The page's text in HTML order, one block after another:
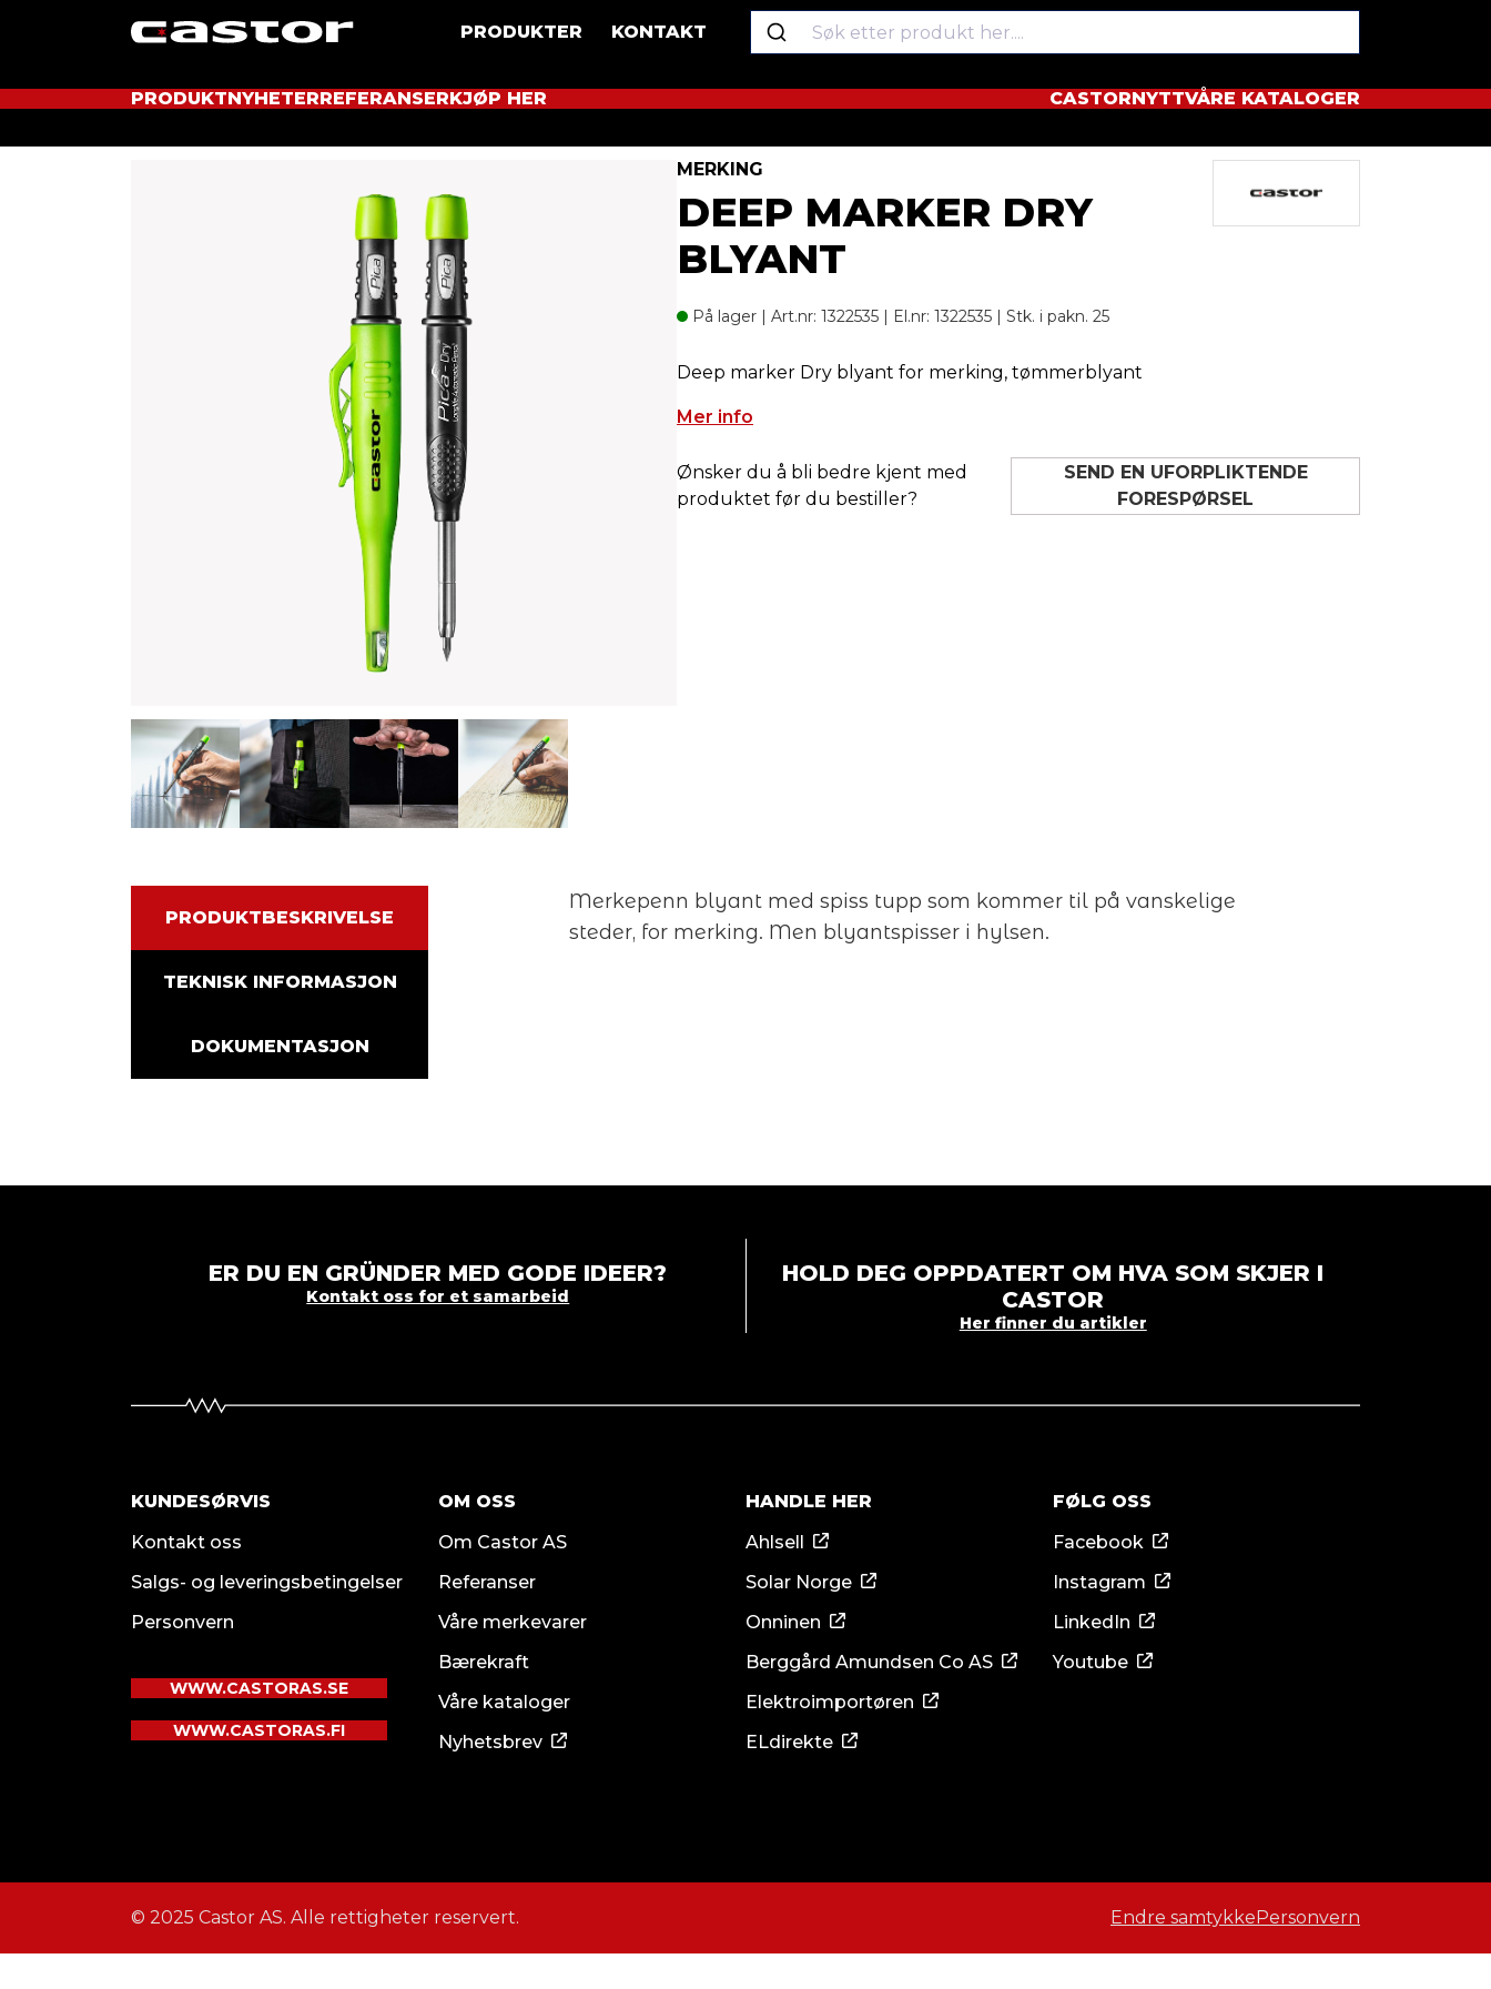
PRODUKTER KONTAKT
PRODUKTNYHETERREFERANSERKJØP HER CASTORNYTTVÅRE KATALOGER
MERKING
DEEP MARKER DRY
BLYANT
På lager | Art.nr: 1322535 | El.nr: 1322535 | Stk. i pakn. 25
Deep marker Dry blyant for merking, tømmerblyant
Mer info
Ønsker du å bli bedre kjent med
produktet før du bestiller?
SEND EN UFORPLIKTENDE
FORESPØRSEL
PRODUKTBESKRIVELSE
TEKNISK INFORMASJON
DOKUMENTASJON
Merkepenn blyant med spiss tupp som kommer til på vanskelige
steder, for merking. Men blyantspisser i hylsen.
ER DU EN GRÜNDER MED GODE IDEER?
Kontakt oss for et samarbeid
HOLD DEG OPPDATERT OM HVA SOM SKJER I
CASTOR
Her finner du artikler
KUNDESØRVIS
Kontakt oss
Salgs- og leveringsbetingelser
Personvern
WWW.CASTORAS.SE
WWW.CASTORAS.FI
OM OSS
Om Castor AS
Referanser
Våre merkevarer
Bærekraft
Våre kataloger
Nyhetsbrev
HANDLE HER
Ahlsell
Solar Norge
Onninen
Berggård Amundsen Co AS
Elektroimportøren
ELdirekte
FØLG OSS
Facebook
Instagram
LinkedIn
Youtube
© 2025 Castor AS. Alle rettigheter reservert. Endre samtykkePersonvern